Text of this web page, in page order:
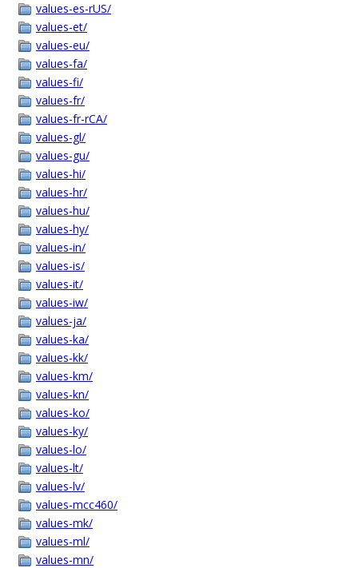
values-es-rUS/
values-et/
values-eu/
values-fa/
values-fi/
values-fr/
values-fr-rCA/
values-gl/
values-gu/
values-hi/
values-hr/
values-hu/
values-hy/
values-in/
values-is/
values-it/
values-iw/
values-ja/
values-ka/
values-kk/
values-km/
values-kn/
values-ko/
values-ky/
values-lo/
values-lt/
values-lv/
values-mcc460/
values-mk/
values-ml/
values-mn/